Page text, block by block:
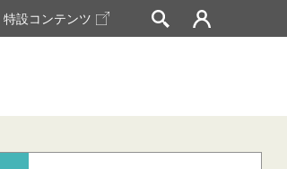
特設コンテンツ